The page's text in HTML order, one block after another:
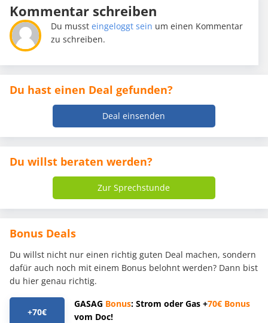
Kommentar schreiben
Du mussteingeloggt sein um einen Kommentar
zu schreiben.
Du hast einen Deal gefunden?
Deal einsenden
Du willst beraten werden?
Zur Sprechstunde
Bonus Deals
Du willst nicht nur einen richtig guten Deal machen, sondern
dafür auch noch mit einem Bonus belohnt werden? Dann bist
du hier genau richtig.
+70€
GASAG Bonus: Strom oder Gas +70€ Bonus
vom Doc!